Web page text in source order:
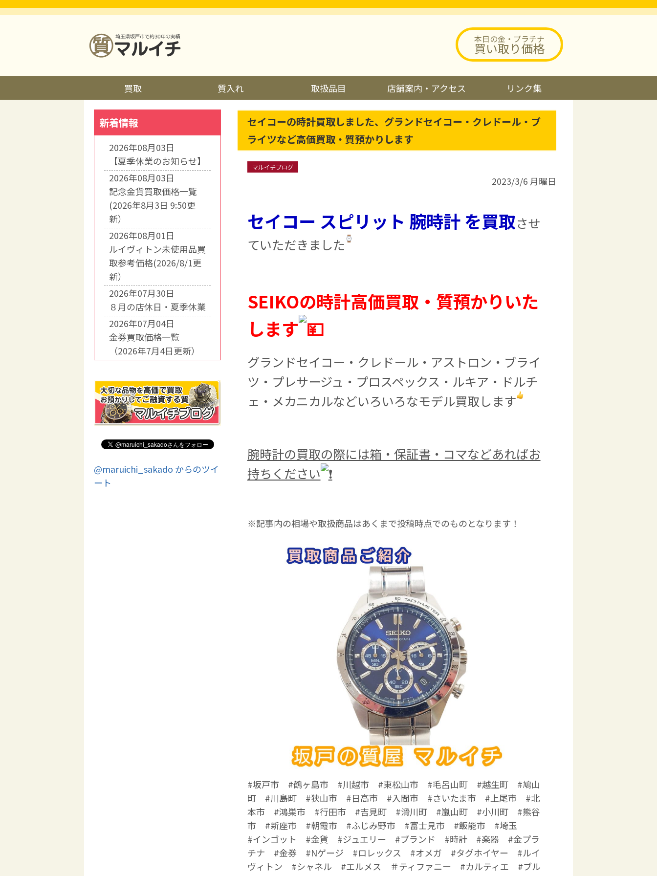
本日の金・プラチナ
買い取り価格
買取 質入れ 取扱品目 店舗案内・アクセス リンク集
セイコーの時計買取しました、グランドセイコー・クレドール・ブ
ライツなど高価買取・質預かりします
マルイチブログ
2023/3/6 月曜日
セイコー スピリット 腕時計 を買取させ
ていただきました
SEIKOの時計高価買取・質預かりいた
します
グランドセイコー・クレドール・アストロン・ブライ
ツ・プレサージュ・プロスペックス・ルキア・ドルチ
ェ・メカニカルなどいろいろなモデル買取します
腕時計の買取の際には箱・保証書・コマなどあればお
持ちください
※記事内の相場や取扱商品はあくまで投稿時点でのものとなります！
#坂戸市 #鶴ヶ島市 #川越市 #東松山市 #毛呂山町 #越生町 #鳩山
町 #川島町 #狭山市 #日高市 #入間市 #さいたま市 #上尾市 #北
本市 #鴻巣市 #行田市 #吉見町 #滑川町 #嵐山町 #小川町 #熊谷
市 #新座市 #朝霞市 #ふじみ野市 #富士見市 #飯能市 #埼玉
#インゴット #金貨 #ジュエリー #ブランド #時計 #楽器 #金プラ
チナ #金券 #Nゲージ #ロレックス #オメガ #タグホイヤー #ルイ
ヴィトン #シャネル #エルメス ＃ティファニー #カルティエ #ブル
新着情報
2026年08月03日
【夏季休業のお知らせ】
2026年08月03日
記念金貨買取価格一覧
(2026年8月3日 9:50更
新）
2026年08月01日
ルイヴィトン未使用品買
取参考価格(2026/8/1更
新）
2026年07月30日
８月の店休日・夏季休業
2026年07月04日
金券買取価格一覧
（2026年7月4日更新）
@maruichi_sakado からのツイ
ート